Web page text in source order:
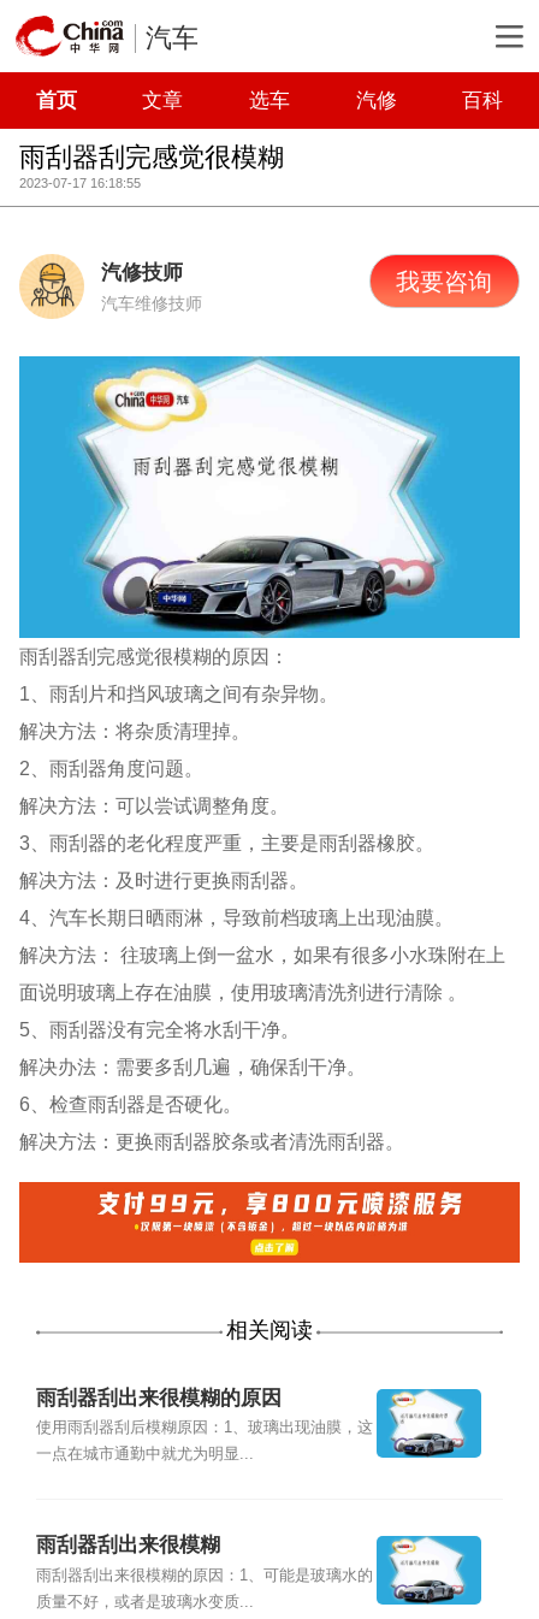
汽车
首页 文章 选车 汽修 百科
雨刮器刮完感觉很模糊
2023-07-17 16:18:55
汽修技师
汽车维修技师
我要咨询
雨刮器刮完感觉很模糊的原因：
1、雨刮片和挡风玻璃之间有杂异物。
解决方法：将杂质清理掉。
2、雨刮器角度问题。
解决方法：可以尝试调整角度。
3、雨刮器的老化程度严重，主要是雨刮器橡胶。
解决方法：及时进行更换雨刮器。
4、汽车长期日晒雨淋，导致前档玻璃上出现油膜。
解决方法： 往玻璃上倒一盆水，如果有很多小水珠附在上
面说明玻璃上存在油膜，使用玻璃清洗剂进行清除 。
5、雨刮器没有完全将水刮干净。
解决办法：需要多刮几遍，确保刮干净。
6、检查雨刮器是否硬化。
解决方法：更换雨刮器胶条或者清洗雨刮器。
相关阅读
雨刮器刮出来很模糊的原因
使用雨刮器刮后模糊原因：1、玻璃出现油膜，这
一点在城市通勤中就尤为明显...
雨刮器刮出来很模糊
雨刮器刮出来很模糊的原因：1、可能是玻璃水的
质量不好，或者是玻璃水变质...